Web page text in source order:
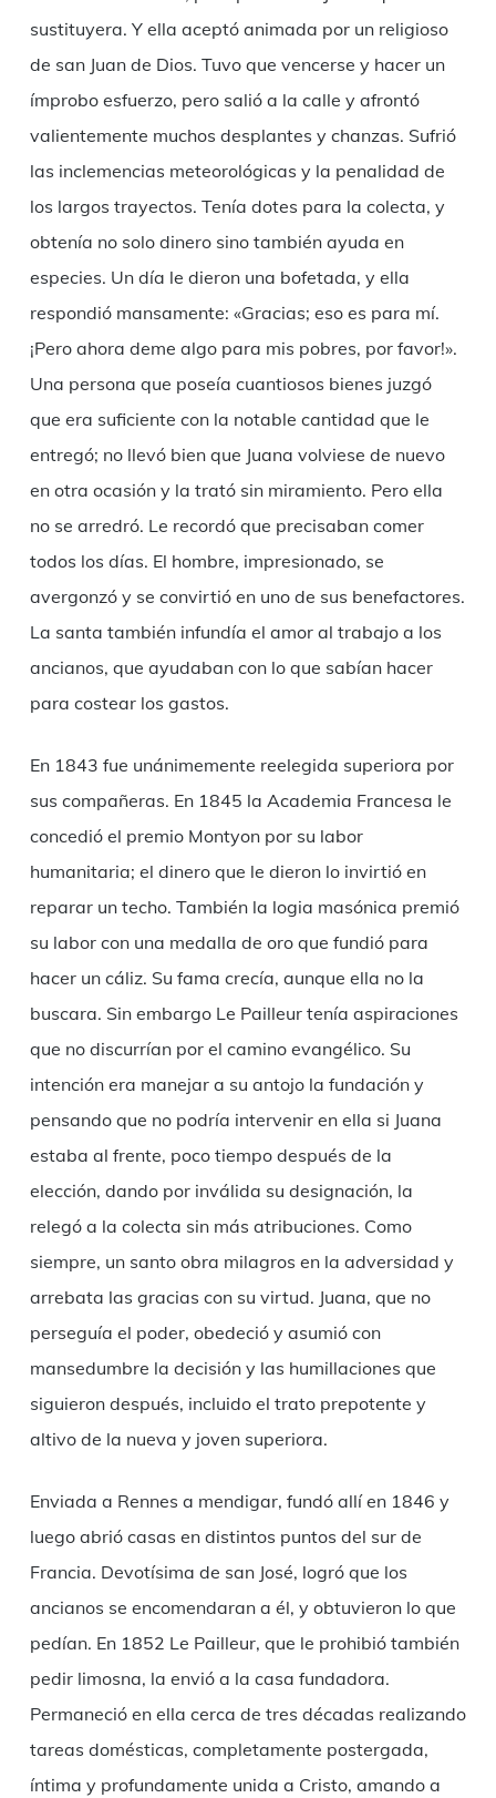
sustituyera. Y ella aceptó animada por un religioso
de san Juan de Dios. Tuvo que vencerse y hacer un
ímprobo esfuerzo, pero salió a la calle y afrontó
valientemente muchos desplantes y chanzas. Sufrió
las inclemencias meteorológicas y la penalidad de
los largos trayectos. Tenía dotes para la colecta, y
obtenía no solo dinero sino también ayuda en
especies. Un día le dieron una bofetada, y ella
respondió mansamente: «Gracias; eso es para mí.
¡Pero ahora deme algo para mis pobres, por favor!».
Una persona que poseía cuantiosos bienes juzgó
que era suficiente con la notable cantidad que le
entregó; no llevó bien que Juana volviese de nuevo
en otra ocasión y la trató sin miramiento. Pero ella
no se arredró. Le recordó que precisaban comer
todos los días. El hombre, impresionado, se
avergonzó y se convirtió en uno de sus benefactores.
La santa también infundía el amor al trabajo a los
ancianos, que ayudaban con lo que sabían hacer
para costear los gastos.
En 1843 fue unánimemente reelegida superiora por
sus compañeras. En 1845 la Academia Francesa le
concedió el premio Montyon por su labor
humanitaria; el dinero que le dieron lo invirtió en
reparar un techo. También la logia masónica premió
su labor con una medalla de oro que fundió para
hacer un cáliz. Su fama crecía, aunque ella no la
buscara. Sin embargo Le Pailleur tenía aspiraciones
que no discurrían por el camino evangélico. Su
intención era manejar a su antojo la fundación y
pensando que no podría intervenir en ella si Juana
estaba al frente, poco tiempo después de la
elección, dando por inválida su designación, la
relegó a la colecta sin más atribuciones. Como
siempre, un santo obra milagros en la adversidad y
arrebata las gracias con su virtud. Juana, que no
perseguía el poder, obedeció y asumió con
mansedumbre la decisión y las humillaciones que
siguieron después, incluido el trato prepotente y
altivo de la nueva y joven superiora.
Enviada a Rennes a mendigar, fundó allí en 1846 y
luego abrió casas en distintos puntos del sur de
Francia. Devotísima de san José, logró que los
ancianos se encomendaran a él, y obtuvieron lo que
pedían. En 1852 Le Pailleur, que le prohibió también
pedir limosna, la envió a la casa fundadora.
Permaneció en ella cerca de tres décadas realizando
tareas domésticas, completamente postergada,
íntima y profundamente unida a Cristo, amando a